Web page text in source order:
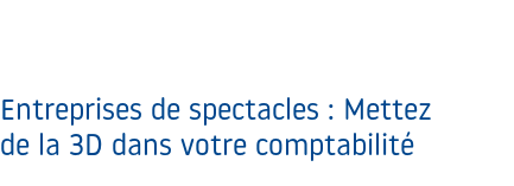
Entreprises de spectacles : Mettez
de la 3D dans votre comptabilité